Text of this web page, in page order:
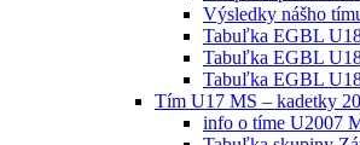
Výsledky nášho
Tabuľka EGBL
Tabuľka EGBL
Tabuľka EGBL
Tím U17 MS – kadetky
info o tíme U2007